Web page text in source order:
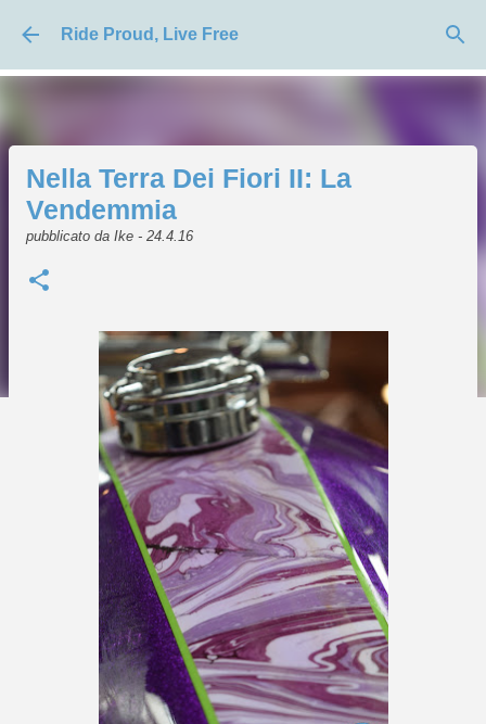
Passa ai contenuti principali
Ride Proud, Live Free
Nella Terra Dei Fiori II: La
Vendemmia
pubblicato da Ike - 24.4.16